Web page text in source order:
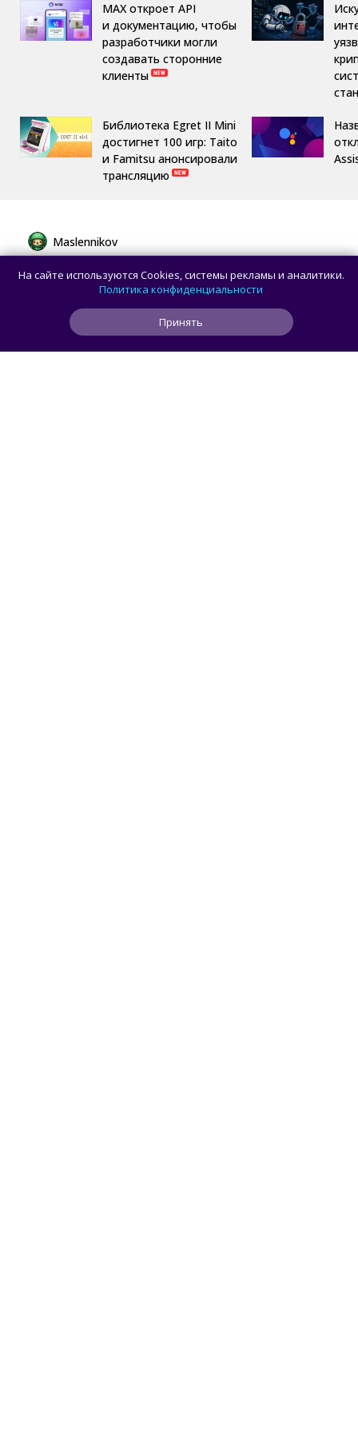
MAX откроет API
и документацию, чтобы
разработчики могли
создавать сторонние
клиенты
Библиотека Egret II Mini
достигнет 100 игр: Taito
и Famitsu анонсировали
трансляцию
Maslennikov
Сборная России выиграла 7 золотых
медалей из 8 на Международной
олимпиаде по ИИ
На сайте используются Cookies, системы рекламы и аналитики.
Политика конфиденциальности
Принять